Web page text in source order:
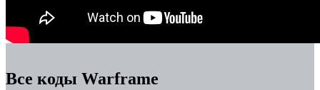
Все коды Warframe